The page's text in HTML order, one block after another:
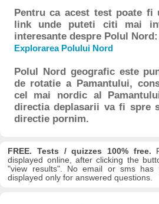
Pentru ca acest test poate
link unde puteti citi mai
interesante despre Polul Nord:
Explorarea Polului Nord
Polul Nord geografic este
de rotatie a Pamantului,
cel mai nordic al
directia deplasarii va fi spre
directie pornim.
FREE. Tests / quizzes 100% free.
displayed online, after clicking the
"view results". No email or sms has
displayed only for answered questions.